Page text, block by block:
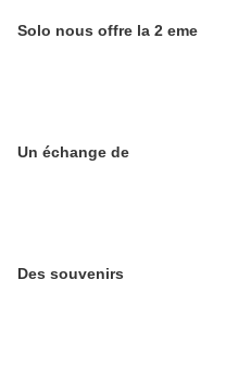
Solo nous offre la 2 eme
Un échange de
Des souvenirs